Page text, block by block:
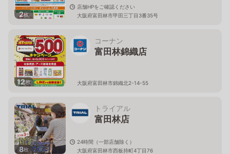
2枚
店舗HPをご確認ください
大阪府富田林市甲田三丁目3番35号
12枚
コーナン
富田林錦織店
大阪府富田林市錦織北2-14-55
8枚
トライアル
富田林店
24時間（一部店舗除く）
大阪府富田林市西板持町4丁目76